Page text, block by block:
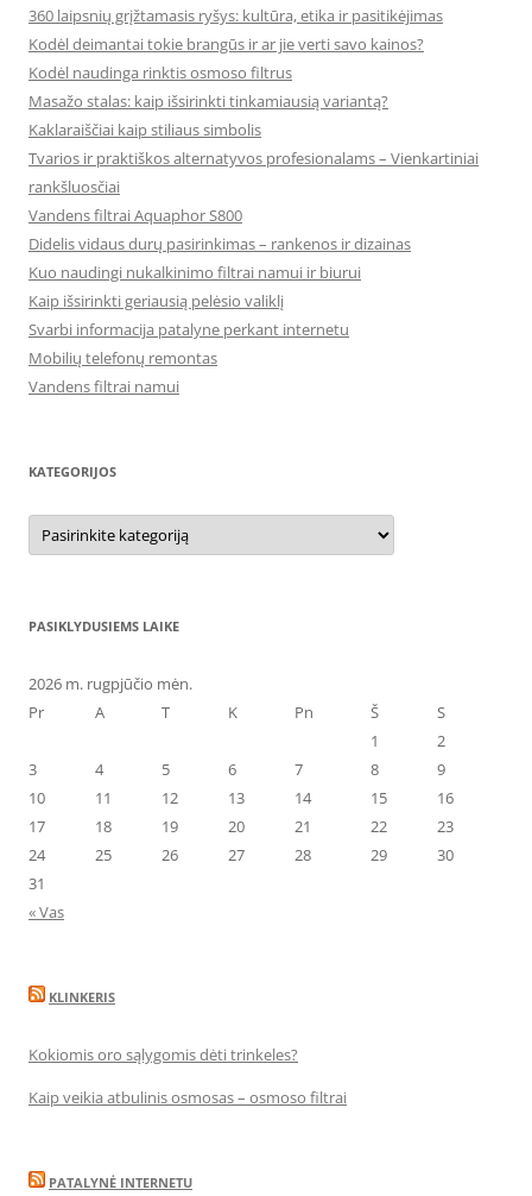
360 laipsnių grįžtamasis ryšys: kultūra, etika ir pasitikėjimas
Kodėl deimantai tokie brangūs ir ar jie verti savo kainos?
Kodėl naudinga rinktis osmoso filtrus
Masažo stalas: kaip išsirinkti tinkamiausią variantą?
Kaklaraiščiai kaip stiliaus simbolis
Tvarios ir praktiškos alternatyvos profesionalams – Vienkartiniai
rankšluosčiai
Vandens filtrai Aquaphor S800
Didelis vidaus durų pasirinkimas – rankenos ir dizainas
Kuo naudingi nukalkinimo filtrai namui ir biurui
Kaip išsirinkti geriausią pelėsio valiklį
Svarbi informacija patalyne perkant internetu
Mobilių telefonų remontas
Vandens filtrai namui
KATEGORIJOS
Kategorijos
PASIKLYDUSIEMS LAIKE
2026 m. rugpjūčio mėn.
Pr
A T K Pn Š
S
1
2
3
4 5 6 7 8
9
10
11 12 13 14 15
16
17
18 19 20 21 22
23
24
25 26 27 28 29
30
31
« Vas
KLINKERIS
Kokiomis oro sąlygomis dėti trinkeles?
Kaip veikia atbulinis osmosas – osmoso filtrai
PATALYNĖ INTERNETU